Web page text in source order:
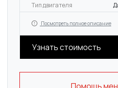
Тип двигателя
Посмотреть полное описание
Узнать стоимость